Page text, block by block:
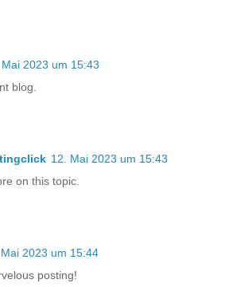
2023 um 15:43
blog.
12. Mai 2023 um 15:43
on this topic.
2023 um 15:44
posting!